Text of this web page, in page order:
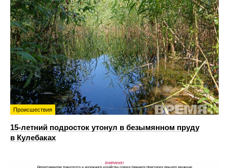
Происшествия
15-летний подросток утонул в безымянном пруду
в Кулебаках